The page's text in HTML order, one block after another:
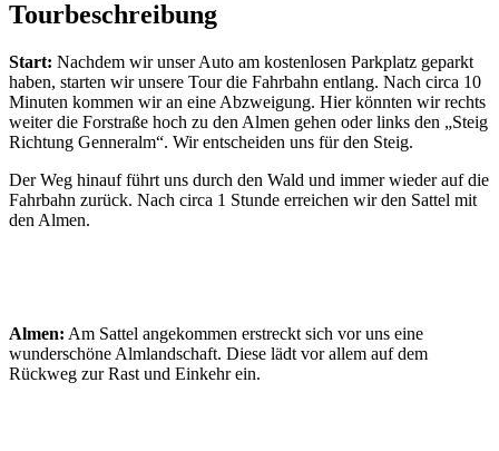
Tourbeschreibung
Start: Nachdem wir unser Auto am kostenlosen Parkplatz geparkt
haben, starten wir unsere Tour die Fahrbahn entlang. Nach circa 10
Minuten kommen wir an eine Abzweigung. Hier könnten wir rechts
weiter die Forstraße hoch zu den Almen gehen oder links den „Steig
Richtung Genneralm“. Wir entscheiden uns für den Steig.
Der Weg hinauf führt uns durch den Wald und immer wieder auf die
Fahrbahn zurück. Nach circa 1 Stunde erreichen wir den Sattel mit
den Almen.
Almen: Am Sattel angekommen erstreckt sich vor uns eine
wunderschöne Almlandschaft. Diese lädt vor allem auf dem
Rückweg zur Rast und Einkehr ein.